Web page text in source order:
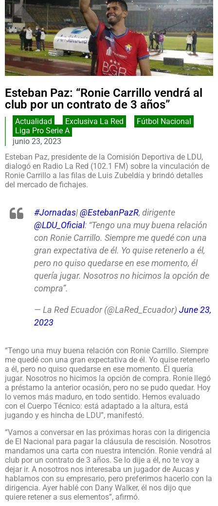
Esteban Paz: “Ronie Carrillo vendrá al
club por un contrato de 3 años”
Actualidad Exclusiva La Red Fútbol Nacional
Liga Pro Serie A
junio 23, 2023
Esteban Paz, presidente de la Comisión Deportiva de LDU,
dialogó en Radio La Red (102.1 FM) sobre la vinculación de
Ronie Carrillo a las filas de Luis Zubeldía y brindó detalles
del mercado de fichajes.
#Jornadas|@EstebanPazR, dirigente
@LDU_Oficial: “Tengo una muy buena relación
con Ronie Carrillo. Siempre me quedé con una
gran expectativa de él. Yo quise retenerlo a él,
pero no quiso quedarse en ese momento, él
quería jugar. Nosotros no hicimos la opción de
compra”.
— La Red Ecuador (@LaRed_Ecuador) June 23,
2023
“Tengo una muy buena relación con Ronie Carrillo. Siempre
me quedé con una gran expectativa de él. Yo quise retenerlo
a él, pero no quiso quedarse en ese momento. Él quería
jugar. Nosotros no hicimos la opción de compra. Ronie llegó
a préstamo la anterior ocasión, pero no se pudo quedar. Hoy
lo vemos más maduro, en todo sentido. Hemos evaluado
con el Cuerpo Técnico: está adaptado a la altura, está
jugando y es hincha de LDU”, manifestó.
“Vamos a conversar en las próximas horas con la dirigencia
de El Nacional para pagar la cláusula de rescisión. Nosotros
mandamos una carta con nuestra intención. Ronie vendrá al
club por un contrato de 3 años. Se lo dije a él, no te voy a
dejar ir. A nosotros nos interesaba un jugador de Aucas y
hablamos con su empresario, pero preferimos hacerlo con la
dirigencia. Ayer hablé con Dany Walker, él nos dijo que
quiere retener a sus elementos”, afirmó.